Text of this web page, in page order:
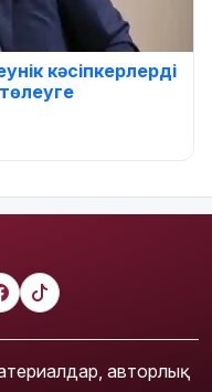
кәсіпкерлерді
авторлық